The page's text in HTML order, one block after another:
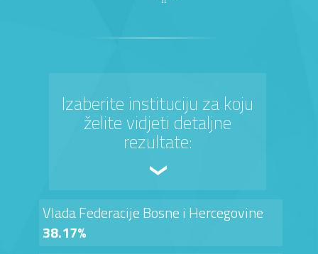
Izaberite instituciju za koju
želite vidjeti detaljne
rezultate:
Vlada Federacije Bosne i Hercegovine
38.17%